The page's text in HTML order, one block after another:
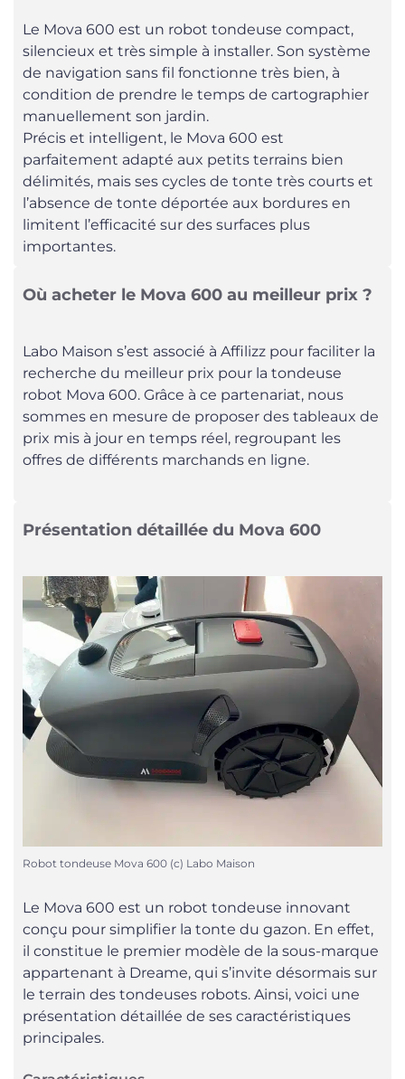
Le Mova 600 est un robot tondeuse compact,
silencieux et très simple à installer. Son système
de navigation sans fil fonctionne très bien, à
condition de prendre le temps de cartographier
manuellement son jardin.
Précis et intelligent, le Mova 600 est
parfaitement adapté aux petits terrains bien
délimités, mais ses cycles de tonte très courts et
l’absence de tonte déportée aux bordures en
limitent l’efficacité sur des surfaces plus
importantes.
Où acheter le Mova 600 au meilleur prix ?
Labo Maison s’est associé à Affilizz pour faciliter la
recherche du meilleur prix pour la tondeuse
robot Mova 600. Grâce à ce partenariat, nous
sommes en mesure de proposer des tableaux de
prix mis à jour en temps réel, regroupant les
offres de différents marchands en ligne.
Présentation détaillée du Mova 600
Robot tondeuse Mova 600 (c) Labo Maison
Le Mova 600 est un robot tondeuse innovant
conçu pour simplifier la tonte du gazon. En effet,
il constitue le premier modèle de la sous-marque
appartenant à Dreame, qui s’invite désormais sur
le terrain des tondeuses robots. Ainsi, voici une
présentation détaillée de ses caractéristiques
principales.